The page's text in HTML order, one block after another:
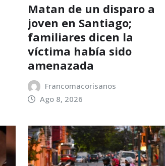
Matan de un disparo a
joven en Santiago;
familiares dicen la
víctima había sido
amenazada
Francomacorisanos
Ago 8, 2026